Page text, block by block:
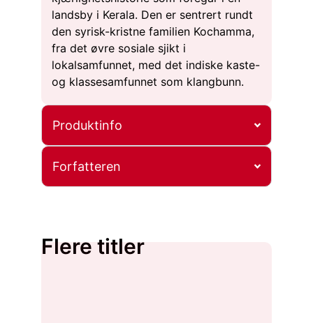
landsby i Kerala. Den er sentrert rundt
den syrisk-kristne familien Kochamma,
fra det øvre sosiale sjikt i
lokalsamfunnet, med det indiske kaste-
og klassesamfunnet som klangbunn.
Produktinfo
Forfatteren
Flere titler